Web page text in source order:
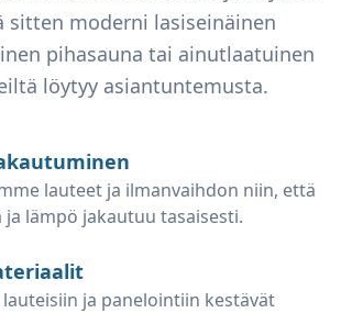
sitten moderni lasiseinäinen
pihasauna tai ainutlaatuinen
löytyy asiantuntemusta.
lauteet ja ilmanvaihdon niin, että
lämpö jakautuu tasaisesti.
ja panelointiin kestävät